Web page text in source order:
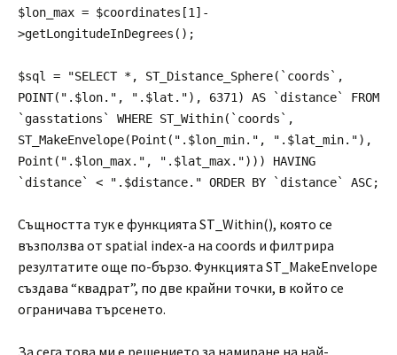
$lon_max = $coordinates[1]-
>getLongitudeInDegrees();
$sql = "SELECT *, ST_Distance_Sphere(`coords`,
POINT(".$lon.", ".$lat."), 6371) AS `distance` FROM
`gasstations` WHERE ST_Within(`coords`,
ST_MakeEnvelope(Point(".$lon_min.", ".$lat_min."),
Point(".$lon_max.", ".$lat_max."))) HAVING
`distance` < ".$distance." ORDER BY `distance` ASC;
Същността тук е функцията ST_Within(), която се
възползва от spatial index-а на coords и филтрира
резултатите още по-бързо. Функцията ST_MakeEnvelope
създава “квадрат”, по две крайни точки, в който се
ограничава търсенето.